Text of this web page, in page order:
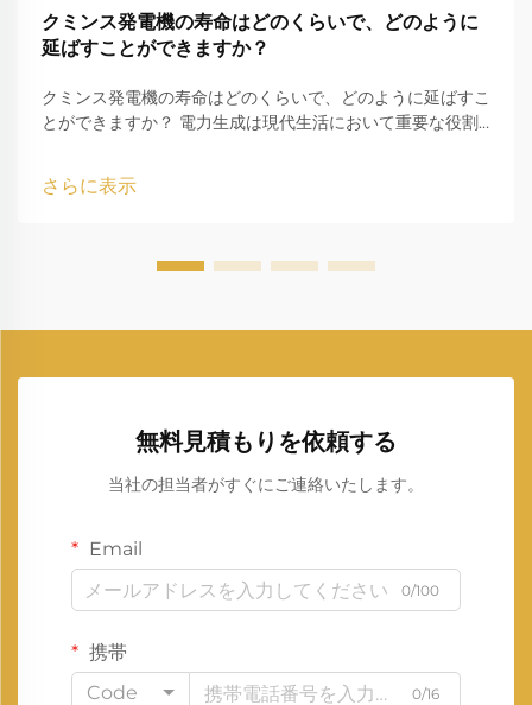
クミンス発電機の寿命はどのくらいで、どのように
延ばすことができますか？
クミンス発電機の寿命はどのくらいで、どのように延ばすこ
とができますか？ 電力生成は現代生活において重要な役割
ることなく運転を続けることを保証しています。そのような
中で...
さらに表示
無料見積もりを依頼する
当社の担当者がすぐにご連絡いたします。
Email
0/100
携帯
Code
0/16